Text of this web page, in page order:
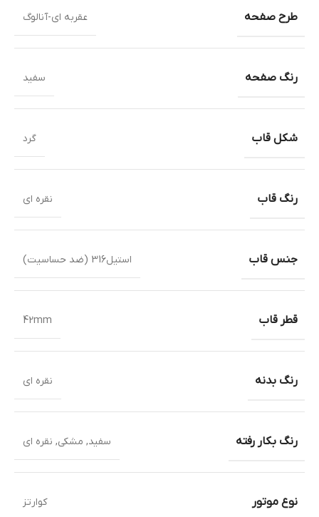
طرح صفحه عقربه ای-آنالوگ
رنگ صفحه سفید
شکل قاب گرد
رنگ قاب نقره ای
جنس قاب استیل316 (ضد حساسیت)
قطر قاب 42mm
رنگ بدنه نقره ای
رنگ بکار رفته سفید, مشکی, نقره ای
نوع موتور کوارتز